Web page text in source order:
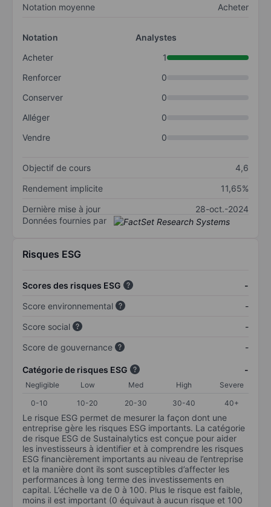
Notation moyenne Acheter
Notation
Analystes
Acheter
1
Renforcer
0
Conserver
0
Alléger
0
Vendre
0
Objectif de cours
4,6
Rendement implicite
11,65%
Dernière mise à jour
28-oct.-2024
Données fournies par
Risques ESG
Scores des risques ESG
-
Score environnemental
-
Score social
-
Score de gouvernance
-
Catégorie de risques ESG -
Negligible Low Med High
Severe
0-10
10-20 20-30 30-40 40+
Le risque ESG permet de mesurer la façon dont une
entreprise gère les risques ESG importants. La catégorie
de risque ESG de Sustainalytics est conçue pour aider
les investisseurs à identifier et à comprendre les risques
ESG financièrement importants au niveau de l’entreprise
et la manière dont ils sont susceptibles d’affecter les
performances à long terme des investissements en
capital. L’échelle va de 0 à 100. Plus le risque est faible,
moins il est important (0 équivaut à aucun risque et 100